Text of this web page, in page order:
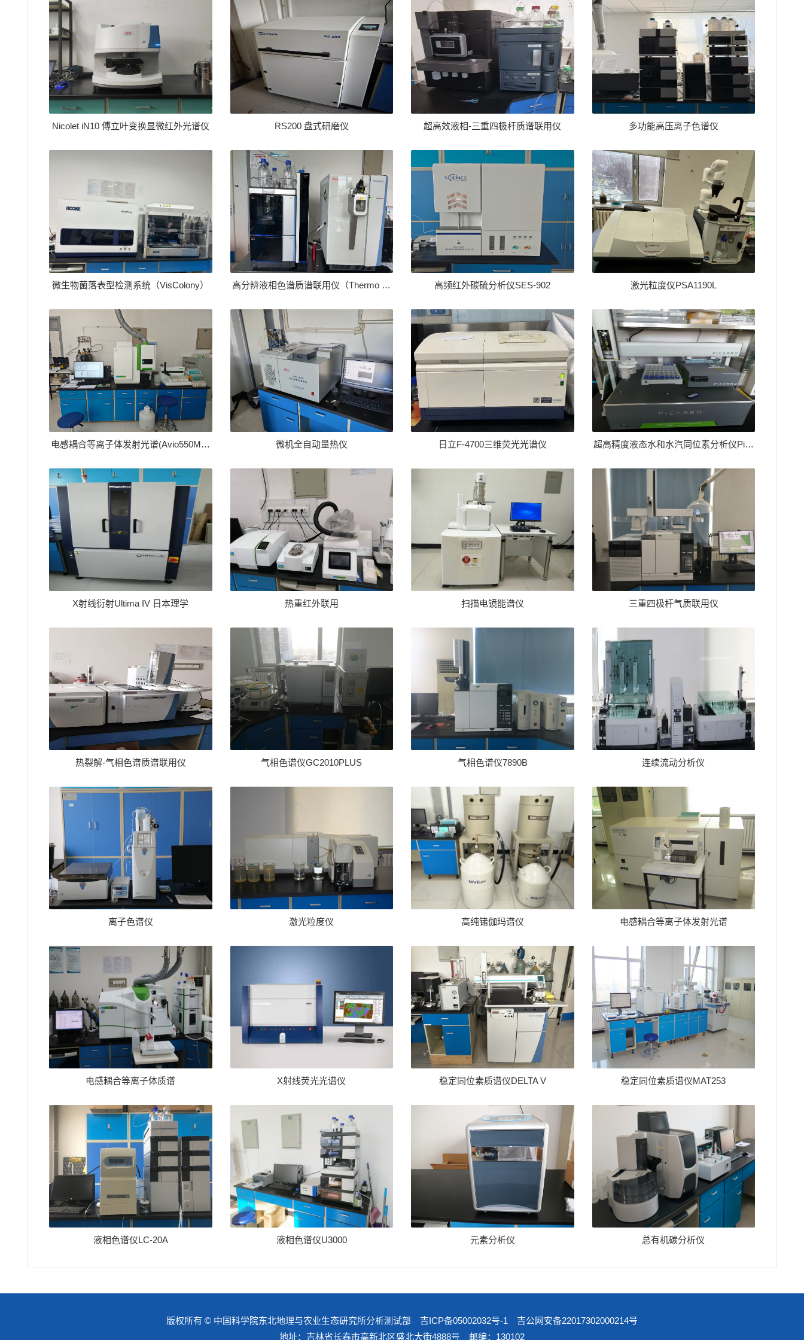
Nicolet iN10 傅立叶变换显微红外光谱仪 RS200 盘式研磨仪 超高效液相-三重四极杆质谱联用仪 多功能高压离子色谱仪
微生物菌落表型检测系统（VisColony） 高分辨液相色谱质谱联用仪（Thermo orbitrap exploris 120）高频红外碳硫分析仪SES-902 激光粒度仪PSA1190L
电感耦合等离子体发射光谱(Avio550MAX) 微机全自动量热仪 日立F-4700三维荧光光谱仪 超高精度液态水和水汽同位素分析仪Picarro L2140-i
X射线衍射Ultima IV 日本理学 热重红外联用 扫描电镜能谱仪 三重四极杆气质联用仪
热裂解-气相色谱质谱联用仪 气相色谱仪GC2010PLUS 气相色谱仪7890B 连续流动分析仪
离子色谱仪 激光粒度仪 高纯锗伽玛谱仪 电感耦合等离子体发射光谱
电感耦合等离子体质谱 X射线荧光光谱仪 稳定同位素质谱仪DELTA V 稳定同位素质谱仪MAT253
液相色谱仪LC-20A 液相色谱仪U3000 元素分析仪 总有机碳分析仪
版权所有 © 中国科学院东北地理与农业生态研究所分析测试部 吉ICP备05002032号-1 吉公网安备22017302000214号
地址：吉林省长春市高新北区盛北大街4888号 邮编：130102